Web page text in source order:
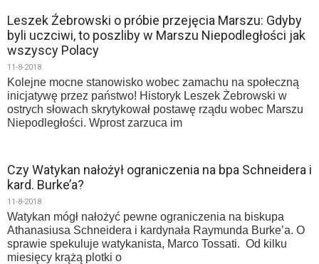
Leszek Źebrowski o próbie przejęcia Marszu: Gdyby
byli uczciwi, to poszliby w Marszu Niepodległości jak
wszyscy Polacy
11-8-2018
Kolejne mocne stanowisko wobec zamachu na społeczną
inicjatywę przez państwo! Historyk Leszek Żebrowski w
ostrych słowach skrytykował postawę rządu wobec Marszu
Niepodległości. Wprost zarzuca im
Czy Watykan nałożył ograniczenia na bpa Schneidera i
kard. Burke’a?
11-8-2018
Watykan mógł nałożyć pewne ograniczenia na biskupa
Athanasiusa Schneidera i kardynała Raymunda Burke’a. O
sprawie spekuluje watykanista, Marco Tossati. Od kilku
miesięcy krążą plotki o